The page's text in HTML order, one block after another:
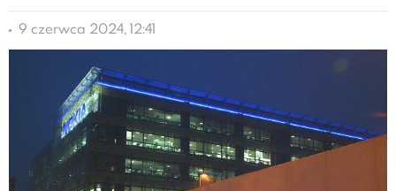
9 czerwca 2024, 12:41